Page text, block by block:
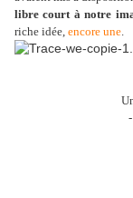
libre court à notre
riche idée, encore une.
-